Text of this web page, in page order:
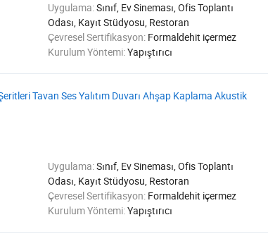
Uygulama:Sınıf, Ev Sineması, Ofis Toplantı
Odası, Kayıt Stüdyosu, Restoran
Çevresel Sertifikasyon: Formaldehit içermez
Kurulum Yöntemi:Yapıştırıcı
Tavan Ses Yalıtım Duvarı Ahşap Kaplama Akustik
Uygulama:Sınıf, Ev Sineması, Ofis Toplantı
Odası, Kayıt Stüdyosu, Restoran
Çevresel Sertifikasyon: Formaldehit içermez
Kurulum Yöntemi:Yapıştırıcı